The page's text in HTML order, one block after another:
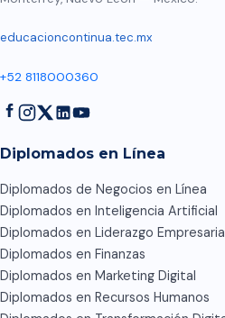
educacioncontinua.tec.mx
+52 8118000360
Diplomados en Línea
Diplomados de Negocios en Línea
Diplomados en Inteligencia Artificial
Diplomados en Liderazgo
Diplomados en Finanzas
Diplomados en Marketing Digital
Diplomados en Recursos Humanos